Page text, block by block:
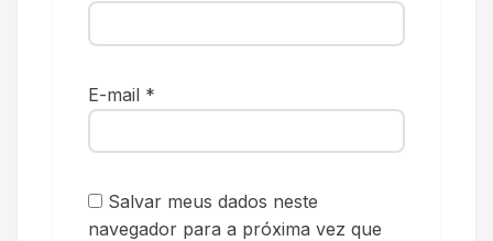
E-mail *
Salvar meus dados neste
navegador para a próxima vez que